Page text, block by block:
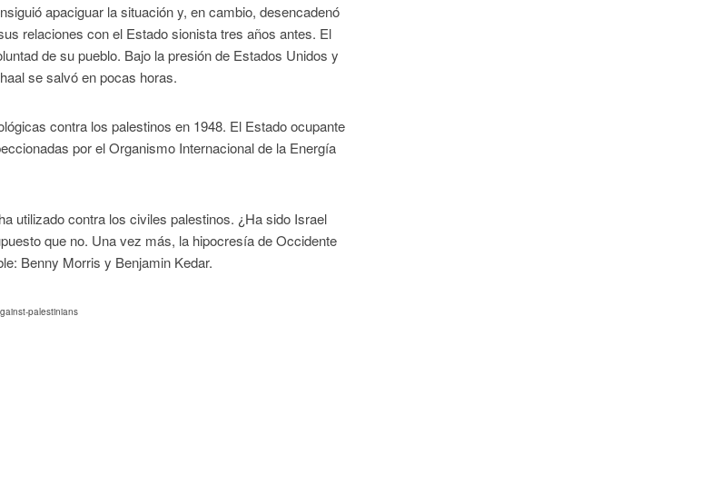
apaciguar la situación y, en cambio, desencadenó
relaciones con el Estado sionista tres años antes. El
de su pueblo. Bajo la presión de Estados Unidos y
se salvó en pocas horas.
contra los palestinos en 1948. El Estado ocupante
por el Organismo Internacional de la Energía
utilizado contra los civiles palestinos. ¿Ha sido Israel
que no. Una vez más, la hipocresía de Occidente
Benny Morris y Benjamin Kedar.
palestinians